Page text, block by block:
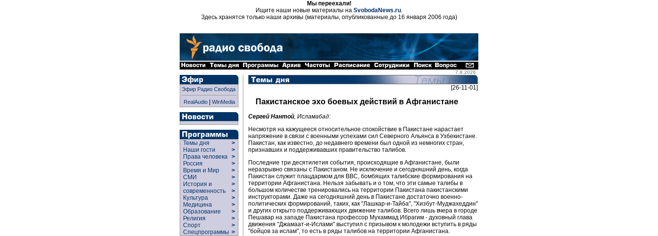
Мы переехали!
Ищите наши новые материалы на SvobodaNews.ru.
Здесь хранятся только наши архивы (материалы, опубликованные до 16 января 2006 года)
7.8.2026
Эфир Радио Свобода
RealAudio| WinMedia
Темы дня
>
Наши гости
>
Права человека >
Россия
>
Время и Мир
>
СМИ
>
История и
современность
>
>
Культура
>
Медицина
>
Образование
>
Религия
>
Спорт
>
Спецпрограммы >
[26-11-01]
Пакистанское эхо боевых действий в Афганистане
Сергей Нантой , Исламабад:
Несмотря на кажущееся относительное спокойствие в Пакистане нарастает
напряжение в связи с военными успехами сил Северного Альянса в Узбекистане.
Пакистан, как известно, до недавнего времени был одной из немногих стран,
признавших и поддерживавших правительство талибов.
Последние три десятилетия события, происходящие в Афганистане, были
неразрывно связаны с Пакистаном. Не исключение и сегодняшний день, когда
Пакистан служит плацдармом для ВВС, бомбящих талибские формирования на
территории Афганистана. Нельзя забывать и о том, что эти самые талибы в
большом количестве тренировались на территории Пакистана пакистанскими
инструкторами. Даже на сегодняшний день в Пакистане достаточно военно-
политических формирований, таких, как "Лашкар-и-Тайба", "Хизбут-Муджахеддин"
и других открыто поддерживающих движение талибов. Всего лишь вчера в городе
Пешавар на западе Пакистана профессор Мухаммад Ибрагим - духовный глава
движения "Джамаат-и-Ислами" выступил с призывом к молодежи вступить в ряды
"бойцов за ислам", то есть в ряды талибов на территории Афганистана.